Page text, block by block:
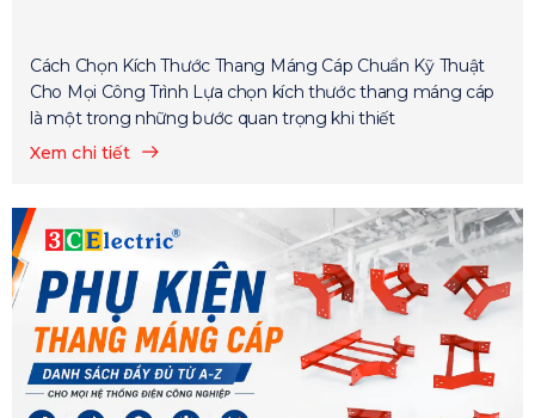
Cách Chọn Kích Thước Thang Máng Cáp Chuẩn Kỹ Thuật
Cho Mọi Công Trình Lựa chọn kích thước thang máng cáp
là một trong những bước quan trọng khi thiết
Xem chi tiết